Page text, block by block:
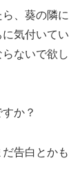
、葵の隣に
気付いてい
ないで欲し
か？
告白とかも